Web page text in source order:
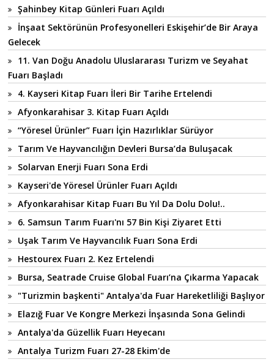
Şahinbey Kitap Günleri Fuarı Açıldı
İnşaat Sektörünün Profesyonelleri Eskişehir’de Bir Araya
Gelecek
11. Van Doğu Anadolu Uluslararası Turizm ve Seyahat
Fuarı Başladı
4. Kayseri Kitap Fuarı İleri Bir Tarihe Ertelendi
Afyonkarahisar 3. Kitap Fuarı Açıldı
“Yöresel Ürünler” Fuarı İçin Hazırlıklar Sürüyor
Tarım Ve Hayvancılığın Devleri Bursa’da Buluşacak
Solarvan Enerji Fuarı Sona Erdi
Kayseri'de Yöresel Ürünler Fuarı Açıldı
Afyonkarahisar Kitap Fuarı Bu Yıl Da Dolu Dolu!..
6. Samsun Tarım Fuarı'nı 57 Bin Kişi Ziyaret Etti
Uşak Tarım Ve Hayvancılık Fuarı Sona Erdi
Hestourex Fuarı 2. Kez Ertelendi
Bursa, Seatrade Cruise Global Fuarı’na Çıkarma Yapacak
"Turizmin başkenti" Antalya'da Fuar Hareketliliği Başlıyor
Elazığ Fuar Ve Kongre Merkezi İnşasında Sona Gelindi
Antalya'da Güzellik Fuarı Heyecanı
Antalya Turizm Fuarı 27-28 Ekim'de